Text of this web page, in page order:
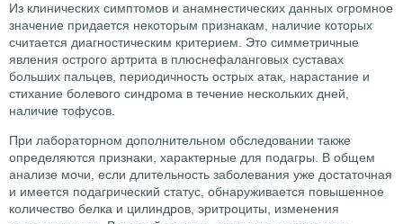
Из клинических симптомов и анамнестических данных огромное
значение придается некоторым признакам, наличие которых
считается диагностическим критерием. Это симметричные
явления острого артрита в плюснефаланговых суставах
больших пальцев, периодичность острых атак, нарастание и
стихание болевого синдрома в течение нескольких дней,
наличие тофусов.
При лабораторном дополнительном обследовании также
определяются признаки, характерные для подагры. В общем
анализе мочи, если длительность заболевания уже достаточная
и имеется подагрический статус, обнаруживается повышенное
количество белка и цилиндров, эритроциты, изменения